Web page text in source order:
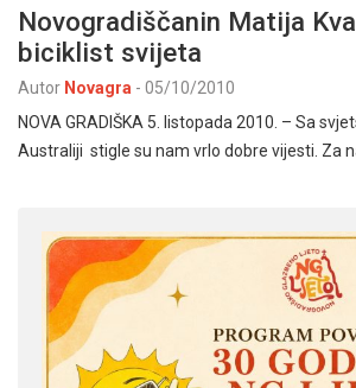
Novogradiščanin Matija
biciklist svijeta
Autor Novagra - 05/10/2010
NOVA GRADIŠKA 5. listopada 2010. – Sa
Australiji stigle su nam vrlo dobre vijesti. Za